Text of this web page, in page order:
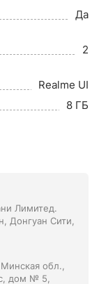
Да
2
Realme UI
8 ГБ
Лимитед.
Донгуан Сити,
обл.,
дом № 5,